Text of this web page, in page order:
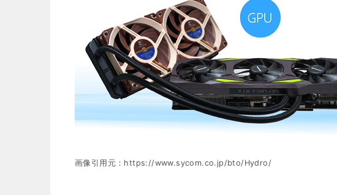
画像引用元：https://www.sycom.co.jp/bto/Hydro/